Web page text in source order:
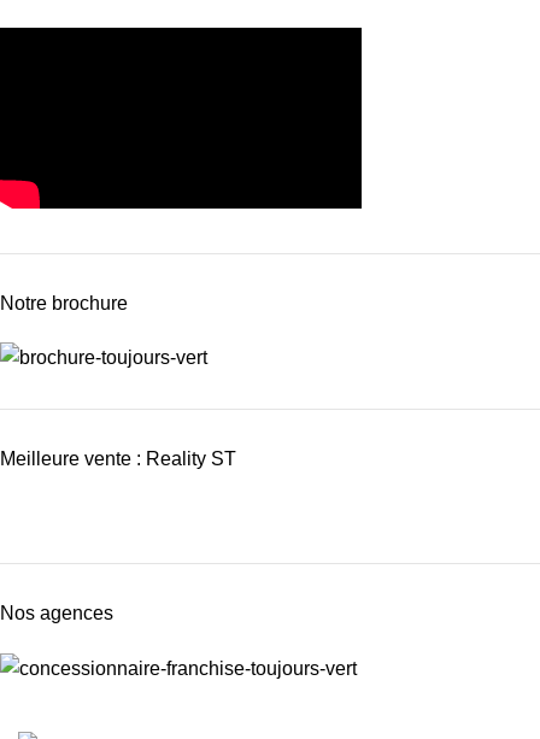
Notre brochure
Meilleure vente : Reality ST
Nos agences